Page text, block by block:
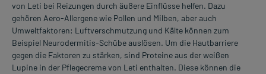
von Leti bei Reizungen durch äußere Einflüsse helfen. Dazu
gehören Aero-Allergene wie Pollen und Milben, aber auch
Umweltfaktoren: Luftverschmutzung und Kälte können zum
Beispiel Neurodermitis-Schübe auslösen. Um die Hautbarriere
gegen die Faktoren zu stärken, sind Proteine aus der weißen
Lupine in der Pflegecreme von Leti enthalten. Diese können die